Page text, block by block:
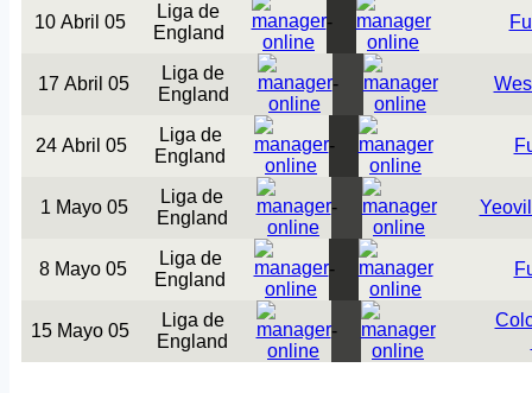
10 Abril 05
Liga de
England
-
17 Abril 05
Liga de
England
-
24 Abril 05
Liga de
England
-
1 Mayo 05
Liga de
England
-
8 Mayo 05
Liga de
England
-
15 Mayo 05
Liga de
England
-